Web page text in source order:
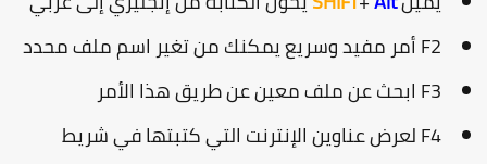
F4 لعرض عناوين الإنترنت التي كتبتها في شريط